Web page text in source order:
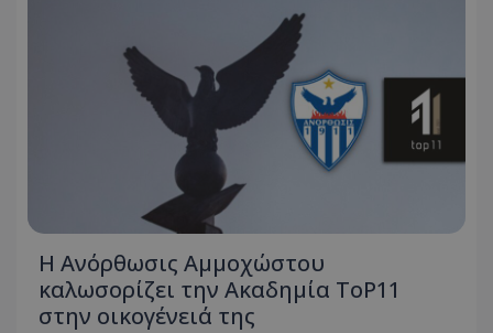
Η Ανόρθωσις Αμμοχώστου
καλωσορίζει την Ακαδημία ToP11
στην οικογένειά της